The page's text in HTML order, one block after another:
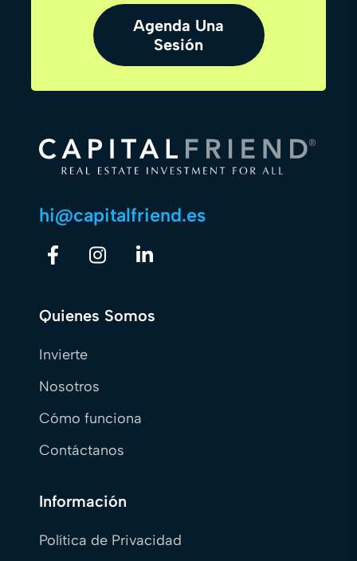
Agenda Una
Sesión
hi@capitalfriend.es
Quienes Somos
Invierte
Nosotros
Cómo funciona
Contáctanos
Información
Política de Privacidad